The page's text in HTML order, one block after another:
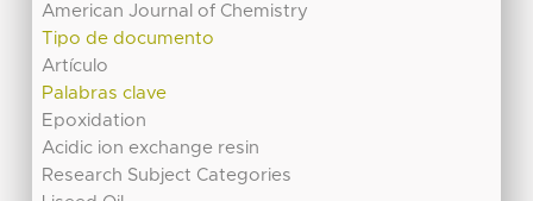
American Journal of Chemistry
Tipo de documento
Artículo
Palabras clave
Epoxidation
Acidic ion exchange resin
Research Subject Categories